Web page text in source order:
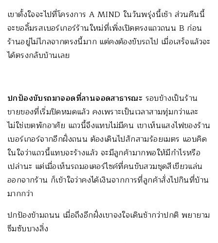
เขาตั้งใจจะไปที่โครงการ A MIND ในวันพรุ่งนี้เช้า ส่วนคืนนี้
จะขอลิ้มรสเบอร์เกอร์ร้านใหม่ที่เพิ่งเปิดตรงแถวถนน B ก่อน
ร้านอยู่ไม่ไกลจากตรงนี้มาก แต่คงต้องขับรถไป เมื่อเสร็จแล้วจะ
ได้ตรงกลับบ้านเลย
ปกป้องขับรถมาจอดที่ลานจอดสาธารณะ รอบข้างเป็นร้าน
ขายของที่เริ่มปิดหมดแล้ว คงเพราะเป็นเวลาสามทุ่มกว่าและ
ไม่ใช่เขตพักอาศัย แถวนี้จึงแทบไม่มีคน เขาเห็นแสงไฟของร้าน
เบอร์เกอร์จากอีกฝั่งถนน ต้องเดินไปสักสามร้อยเมตร แอบคิด
ในใจว่าแถวนี้แทบจะร้างแล้ว จะมีลูกค้ามากพอให้มีกำไรหรือ
เปล่านะ แต่เมื่อเห็นรถมอเตอร์ไซค์ที่คนขับสวมชุดสีเขียวแล่น
ออกจากร้าน ก็เข้าใจว่าคงได้เงินจากการที่ลูกค้าสั่งไปกินที่บ้าน
มากกว่า
ปกป้องข้ามถนน เมื่อถึงอีกฝั่งเขาจงใจเดินช้ากว่าปกติ พยายาม
ซึมซับบางสิ่ง